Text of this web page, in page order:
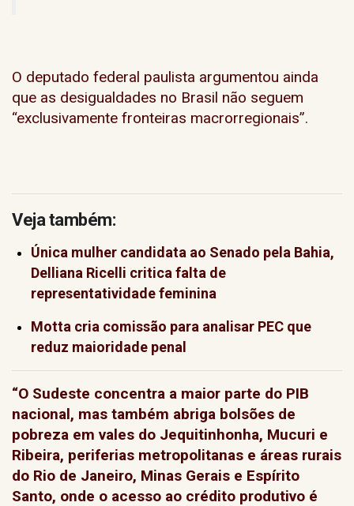
O deputado federal paulista argumentou ainda
que as desigualdades no Brasil não seguem
“exclusivamente fronteiras macrorregionais”.
Veja também:
Única mulher candidata ao Senado pela Bahia,
Delliana Ricelli critica falta de
representatividade feminina
Motta cria comissão para analisar PEC que
reduz maioridade penal
“O Sudeste concentra a maior parte do PIB
nacional, mas também abriga bolsões de
pobreza em vales do Jequitinhonha, Mucuri e
Ribeira, periferias metropolitanas e áreas rurais
do Rio de Janeiro, Minas Gerais e Espírito
Santo, onde o acesso ao crédito produtivo é